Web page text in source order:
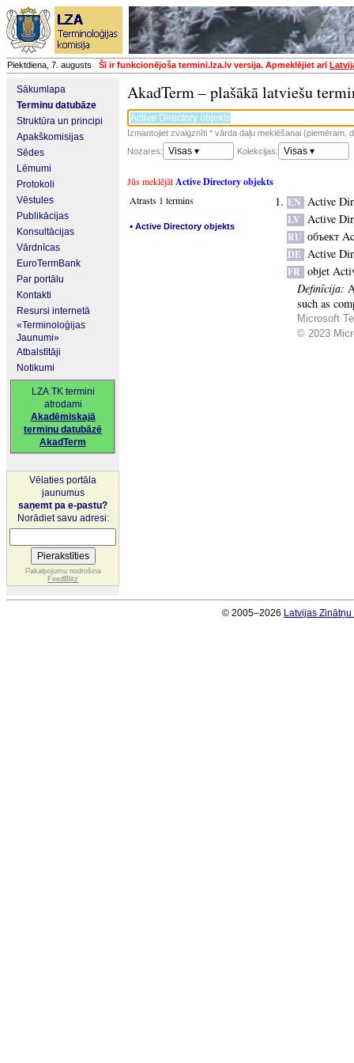
Piektdiena, 7. augusts Šī ir funkcionējoša termini.lza.lv versija. Apmeklējiet arī
Sākumlapa
Terminu datubāze
Struktūra un principi
Apakškomisijas
Sēdes
Lēmumi
Protokoli
Vēstules
Publikācijas
Konsultācijas
Vārdnīcas
EuroTermBank
Par portālu
Kontakti
Resursi internetā
«Terminoloģijas
Jaunumi»
Atbalstītāji
Notikumi
LZA TK termini
atrodami
Akadēmiskajā
terminu datubāzē
AkadTerm
Vēlaties portāla
jaunumus
saņemt pa e-pastu?
Norādiet savu adresi:
Pakalpojumu nodrošina
FeedBlitz
AkadTerm – plašākā latviešu
Izmantojiet zvaigznīti * vārda daļu meklēšanai (piemēram,
Nozares:
Visas ▾ Kolekcijas: Visas ▾
Jūs meklējātActive Directory objekts
Atrasts 1 termins
▪ Active Directory objekts
EN Active
LV Active
RU объект
DE Active
FR objet
Definīcija:
such as
Microsoft
© 2023
© 2005–2026 Latvijas